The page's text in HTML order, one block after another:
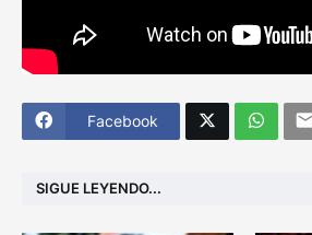
Facebook
SIGUE LEYENDO...